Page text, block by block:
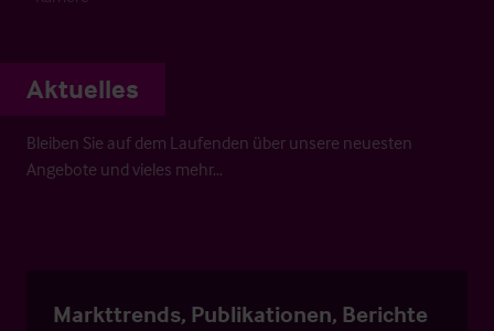
Aktuelles
Bleiben Sie auf dem Laufenden über unsere neuesten
Angebote und vieles mehr…
Markttrends, Publikationen, Berichte